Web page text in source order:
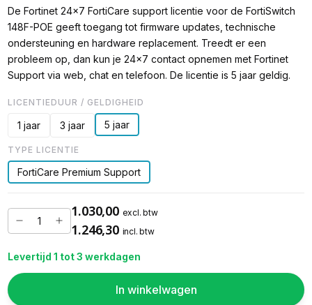
De Fortinet 24x7 FortiCare support licentie voor de FortiSwitch
148F-POE geeft toegang tot firmware updates, technische
ondersteuning en hardware replacement. Treedt er een
probleem op, dan kun je 24x7 contact opnemen met Fortinet
Support via web, chat en telefoon. De licentie is 5 jaar geldig.
LICENTIEDUUR / GELDIGHEID
1 jaar 3 jaar 5 jaar
TYPE LICENTIE
FortiCare Premium Support
1.030,00 excl. btw
1.246,30 incl. btw
Levertijd 1 tot 3 werkdagen
In winkelwagen